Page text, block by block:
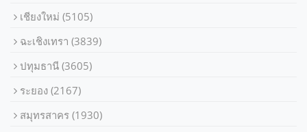
เชียงใหม่
(5105)
ฉะเชิงเทรา
(3839)
ปทุมธานี
(3605)
ระยอง
(2167)
สมุทรสาคร
(1930)